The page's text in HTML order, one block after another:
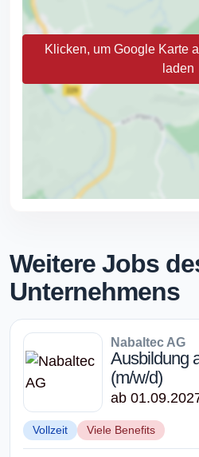
Klicken, um Google Karte
laden
Weitere Jobs
Unternehmens
Nabaltec AG
Ausbildung
(m/w/d)
ab
Vollzeit Viele Benefits